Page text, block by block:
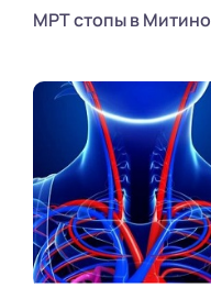
МРТ стопы в Митино